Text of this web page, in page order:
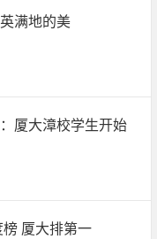
满地的美
厦大漳校学生开始
厦大排第一